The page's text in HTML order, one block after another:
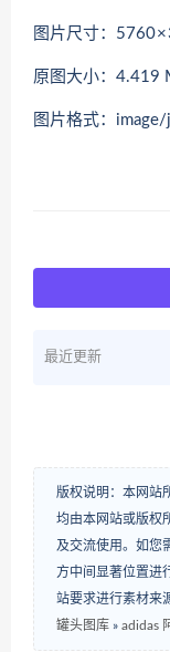
图片尺寸：5760
原图大小：4.419
图片格式：image/
最近更新
版权说明：本网站
均由本网站或版权
及交流使用。如您
方中间显著位置进
站要求进行素材来
罐头图库 » adidas